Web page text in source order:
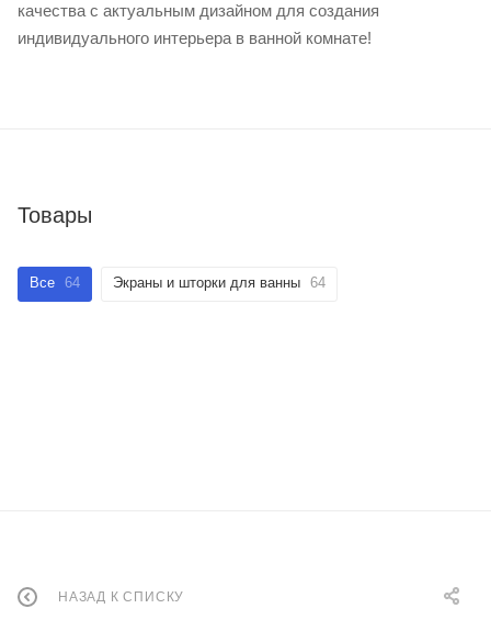
качества с актуальным дизайном для создания
индивидуального интерьера в ванной комнате!
Товары
Все 64 Экраны и шторки для ванны 64
НАЗАД К СПИСКУ